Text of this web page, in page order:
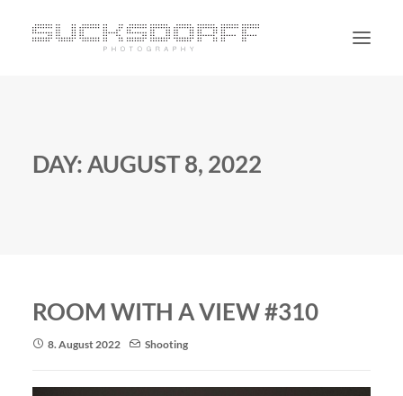
DAY: AUGUST 8, 2022
ROOM WITH A VIEW #310
8. August 2022 Shooting